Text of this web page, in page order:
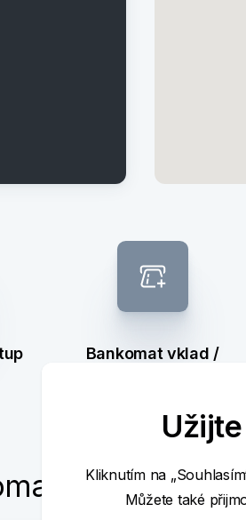
Bankomat vklad /
poblíž
Kliknutím na
Můžete také